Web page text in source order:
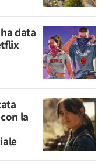
data
la